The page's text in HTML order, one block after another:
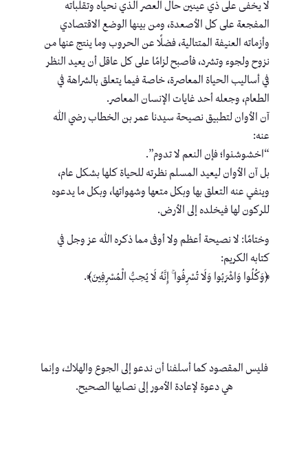
لا يخفى على ذي عينين حال العصر الذي نحياه وتقلباته
المفجعة على كل الأصعدة، ومن بينها الوضع الاقتصادي
وأزماته العنيفة المتتالية، فضلًا عن الحروب وما ينتج عنها من
نزوح ولجوء وتشرد، فأصبح لزامًا على كل عاقل أن يعيد النظر
في أساليب الحياة المعاصرة، خاصة فيما يتعلق بالشراهة في
الطعام، وجعله أحد غايات الإنسان المعاصر.
آن الأوان لتطبيق نصيحة سيدنا عمر بن الخطاب رضي الله
عنه:
“اخشوشنوا؛ فإن النعم لا تدوم”.
بل آن الأوان ليعيد المسلم نظرته للحياة كلها بشكل عام،
وينفي عنه التعلق بها وبكل متعها وشهواتها، وبكل ما يدعوه
للركون لها فيخلده إلى الأرض.
وختامًا: لا نصيحة أعظم ولا أوفى مما ذكره الله عز وجل في
كتابه الكريم:
﴿وَكُلُوا وَاشْرَبُوا وَلَا تُسْرِفُوا ۚ إِنَّهُ لَا يُحِبُّ الْمُسْرِفِينَ﴾.
فليس المقصود كما أسلفنا أن ندعو إلى الجوع والهلاك، وإنما
هي دعوة لإعادة الأمور إلى نصابها الصحيح.